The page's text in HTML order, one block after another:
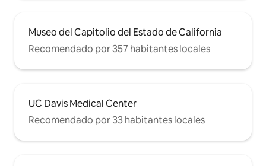
Museo del Capitolio del Estado de California
Recomendado por 357 habitantes locales
UC Davis Medical Center
Recomendado por 33 habitantes locales